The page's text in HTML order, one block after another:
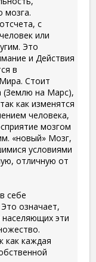
мозга.
с
или
Это
и Действия
в
Стоит
(Землю на Марс),
как изменятся
человека,
мозгом
«новый» Мозг,
условиями
отличную от
себе
означает,
эти
как каждая